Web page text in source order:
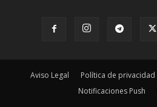
Aviso Legal Política de privacidad
Notificaciones Push